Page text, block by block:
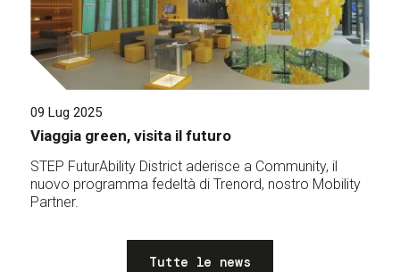
09 Lug 2025
Viaggia green, visita il futuro
STEP FuturAbility District aderisce a Community, il
nuovo programma fedeltà di Trenord, nostro Mobility
Partner.
Tutte le news